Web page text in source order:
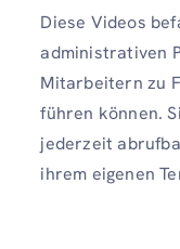
Diese Videos
administrativen
Mitarbeitern zu
führen können.
jederzeit
ihrem eigenen